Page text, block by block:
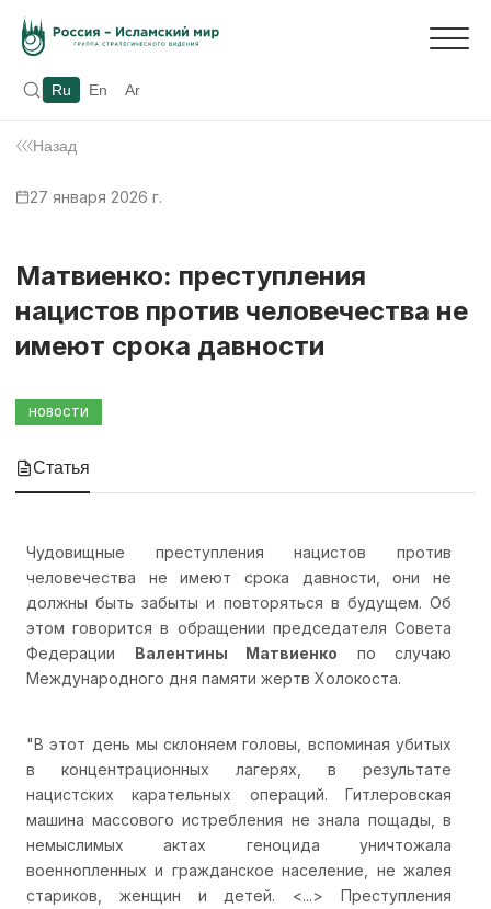
Ru En Ar
Назад
27 января 2026 г.
Матвиенко: преступления
нацистов против человечества не
имеют срока давности
НОВОСТИ
Статья
Чудовищные преступления нацистов против
человечества не имеют срока давности, они не
должны быть забыты и повторяться в будущем. Об
этом говорится в обращении председателя Совета
Федерации Валентины Матвиенко по случаю
Международного дня памяти жертв Холокоста.
"В этот день мы склоняем головы, вспоминая убитых
в концентрационных лагерях, в результате
нацистских карательных операций. Гитлеровская
машина массового истребления не знала пощады, в
немыслимых актах геноцида уничтожала
военнопленных и гражданское население, не жалея
стариков, женщин и детей. <...> Преступления